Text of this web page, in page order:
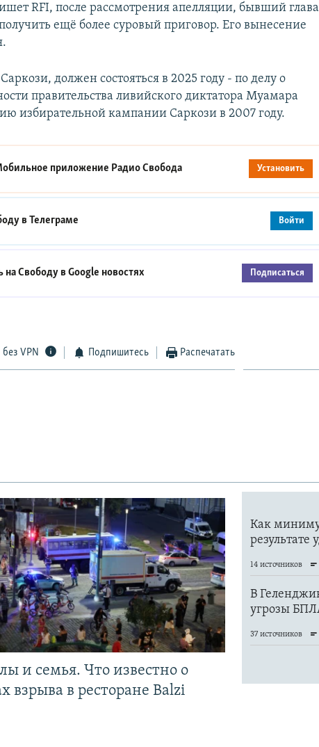
RFI, после рассмотрения апелляции, бывший глава
ещё более суровый приговор. Его вынесение
должен состояться в 2025 году - по делу о
правительства ливийского диктатора Муамара
избирательной кампании Саркози в 2007 году.
приложение Радио Свобода Установить
вТелеграме Войти
на Свободу вGoogle новостях Подписаться
VPN Подпишитесь Распечатать
и семья. Что известно о
взрыва в ресторане Balzi